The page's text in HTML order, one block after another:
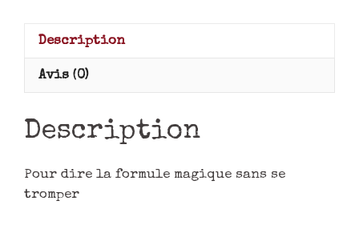
Description
Avis (0)
Description
Pour dire la formule magique sans se
tromper